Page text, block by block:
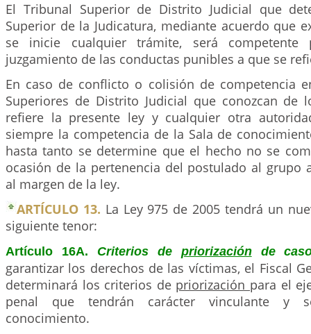
El Tribunal Superior de Distrito Judicial que
Superior de la Judicatura, mediante acuerdo que
se inicie cualquier trámite, será competente
juzgamiento de las conductas punibles a que se
En caso de conflicto o colisión de competencia
Superiores de Distrito Judicial que conozcan de
refiere la presente ley y cualquier otra
siempre la competencia de la Sala de
hasta tanto se determine que el hecho no se
ocasión de la pertenencia del postulado al grupo
al margen de la ley.
ARTÍCULO 13. La Ley 975 de 2005 tendrá un
siguiente tenor:
Artículo 16A. Criterios de priorizaciónde
garantizar los derechos de las víctimas, el Fiscal
determinará los criterios de priorización para el
penal que tendrán carácter vinculante y
conocimiento.